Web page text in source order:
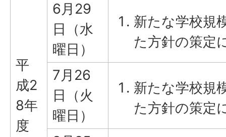
平
成2
8年
度
6月29
日（水
曜日）
新たな学校規
た方針の策定
7月26
日（火
曜日）
新たな学校規
た方針の策定